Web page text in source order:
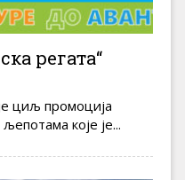
регата“
циљ промоција
које је...